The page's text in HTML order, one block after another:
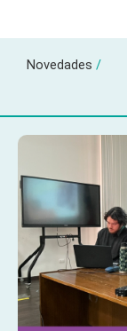
Novedades /